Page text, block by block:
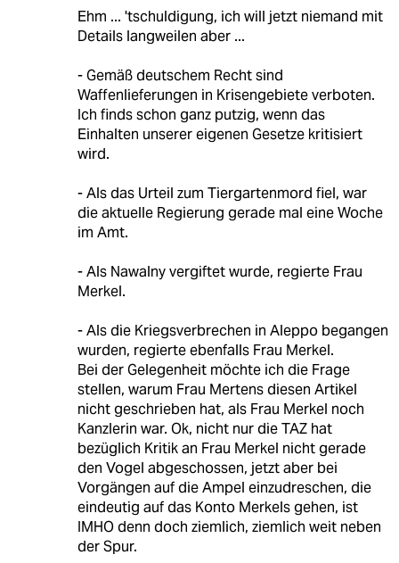
Ehm ... 'tschuldigung, ich will jetzt niemand mit
Details langweilen aber ...
- Gemäß deutschem Recht sind
Waffenlieferungen in Krisengebiete verboten.
Ich finds schon ganz putzig, wenn das
Einhalten unserer eigenen Gesetze kritisiert
wird.
- Als das Urteil zum Tiergartenmord fiel, war
die aktuelle Regierung gerade mal eine Woche
im Amt.
- Als Nawalny vergiftet wurde, regierte Frau
Merkel.
- Als die Kriegsverbrechen in Aleppo begangen
wurden, regierte ebenfalls Frau Merkel.
Bei der Gelegenheit möchte ich die Frage
stellen, warum Frau Mertens diesen Artikel
nicht geschrieben hat, als Frau Merkel noch
Kanzlerin war. Ok, nicht nur die TAZ hat
bezüglich Kritik an Frau Merkel nicht gerade
den Vogel abgeschossen, jetzt aber bei
Vorgängen auf die Ampel einzudreschen, die
eindeutig auf das Konto Merkels gehen, ist
IMHO denn doch ziemlich, ziemlich weit neben
der Spur.